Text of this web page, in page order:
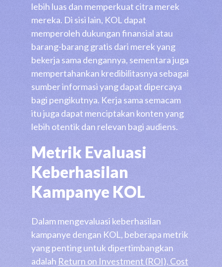
lebih luas dan memperkuat citra merek
mereka. Di sisi lain, KOL dapat
memperoleh dukungan finansial atau
barang-barang gratis dari merek yang
bekerja sama dengannya, sementara juga
mempertahankan kredibilitasnya sebagai
sumber informasi yang dapat dipercaya
bagi pengikutnya. Kerja sama semacam
itu juga dapat menciptakan konten yang
lebih otentik dan relevan bagi audiens.
Metrik Evaluasi
Keberhasilan
Kampanye KOL
Dalam mengevaluasi keberhasilan
kampanye dengan KOL, beberapa metrik
yang penting untuk dipertimbangkan
adalah Return on Investment (ROI), Cost